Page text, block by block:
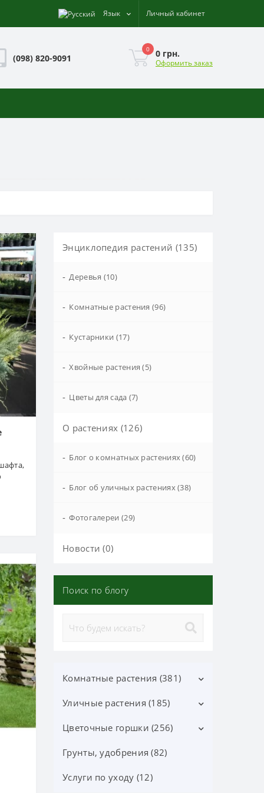
Язык Личный кабинет
(098) 820-9091
0 0 грн.
Оформить заказ
Энциклопедия растений (135)
- Деревья (10)
- Комнатные растения (96)
- Кустарники (17)
- Хвойные растения (5)
- Цветы для сада (7)
О растениях (126)
- Блог о комнатных растениях (60)
- Блог об уличных растениях (38)
- Фотогалереи (29)
Новости (0)
Поиск по блогу
Комнатные растения (381)
Декоративно-лиственные (113)
Цветущие (37)
Орхидеи фаленопсис (70)
Орхидеи (24)
Уличные растения (185)
Лиственные кустарники (25)
Цветущие кустарники (52)
Хвойные деревья и
Цветочные горшки (256)
Горшки Лечуза, Аксессуары
Грунты, удобрения (82)
Услуги по уходу (12)